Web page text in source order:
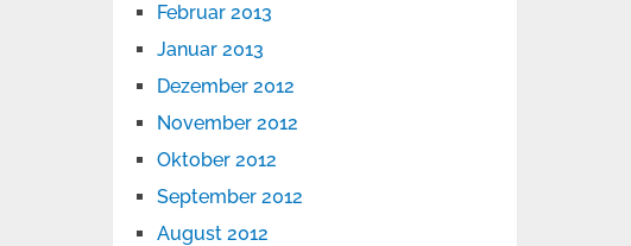
Februar 2013
Januar 2013
Dezember 2012
November 2012
Oktober 2012
September 2012
August 2012